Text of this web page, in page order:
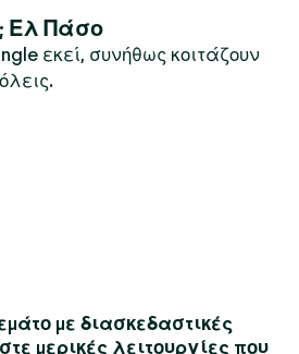
Ελ Πάσο
εκεί, συνήθως κοιτάζουν
με διασκεδαστικές
μερικές λειτουργίες που